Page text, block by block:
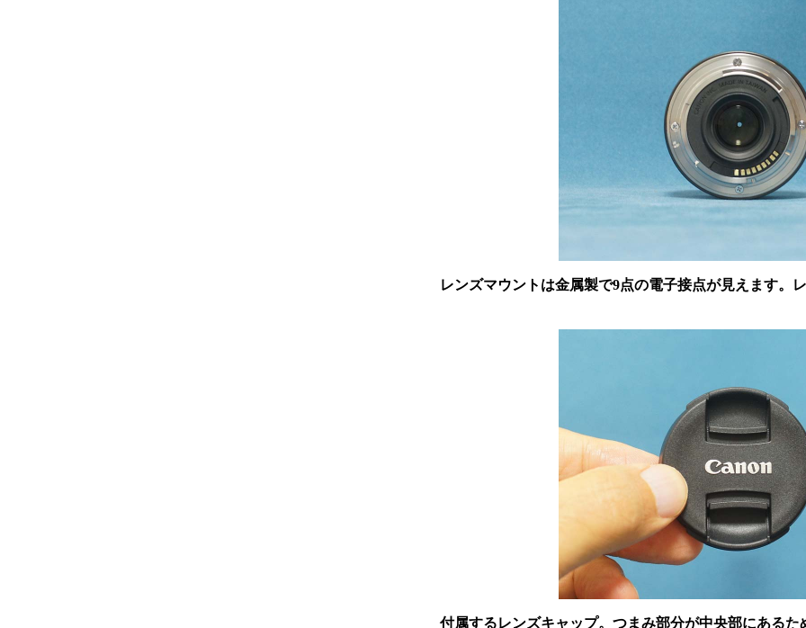
レンズマウントは金属製で9点の電子接点が見えます。
付属するレンズキャップ。つまみ部分が中央部にあるた